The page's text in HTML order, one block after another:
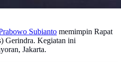
Subianto memimpin Rapat
Gerindra. Kegiatan ini
Jakarta.